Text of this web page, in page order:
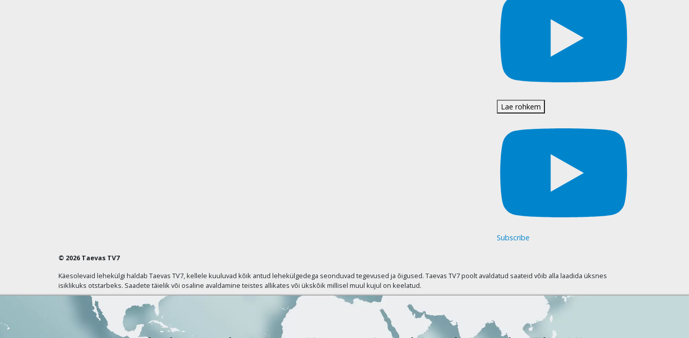
Lae rohkem
Subscribe
© 2026 Taevas TV7
Käesolevaid lehekülgi haldab Taevas TV7, kellele kuuluvad kõik antud lehekülgedega seonduvad tegevused ja õigused. Taevas TV7 poolt avaldatud saateid võib alla laadida üksnes
isiklikuks otstarbeks. Saadete täielik või osaline avaldamine teistes allikates või ükskõik millisel muul kujul on keelatud.